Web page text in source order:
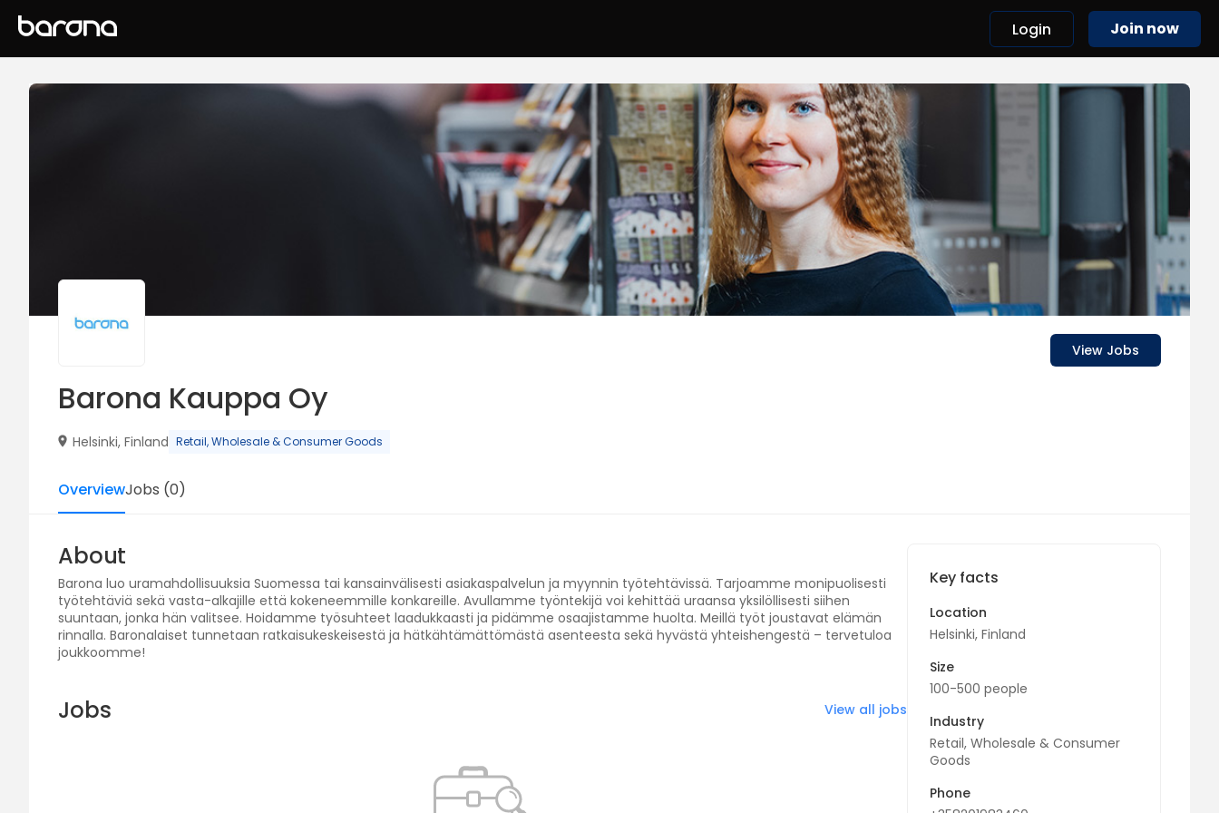
Login Join now
Barona Kauppa Oy
Helsinki, Finland Retail, Wholesale & Consumer Goods
View Jobs
OverviewJobs (0)
About
Barona luo uramahdollisuuksia Suomessa tai kansainvälisesti asiakaspalvelun ja myynnin työtehtävissä. Tarjoamme monipuolisesti
työtehtäviä sekä vasta-alkajille että kokeneemmille konkareille. Avullamme työntekijä voi kehittää uraansa yksilöllisesti siihen
suuntaan, jonka hän valitsee. Hoidamme työsuhteet laadukkaasti ja pidämme osaajistamme huolta. Meillä työt joustavat elämän
rinnalla. Baronalaiset tunnetaan ratkaisukeskeisestä ja hätkähtämättömästä asenteesta sekä hyvästä yhteishengestä – tervetuloa
joukkoomme!
Jobs View all jobs
Key facts
Location
Helsinki, Finland
Size
100-500 people
Industry
Retail, Wholesale & Consumer
Goods
Phone